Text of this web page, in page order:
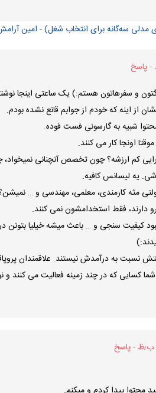
سه‌گانه برای انتخاب شغل) - امین
پاسخ
و سفرهاتون هستم:) یک ساعتی اینجا
از اینه که خودم از جوابم قانع نشده بودم.
شبیه به گارسونی فست فوده.
اونجا کار می کنند.
کم ارزشه؟ چون تخصص آنچنانی
یه لیسانس کافیه.
مثه کارمندی، معلمی، مهندسی و …
فقط استخدامشون نمی کنند.
کیفیت سنجی و … باعث میشه خیلیا بتونن در
نسبت به درآمدش نیستند. علاقمندان
کسایی که در چند زمینه فعالیت می کنند و
پاسخ